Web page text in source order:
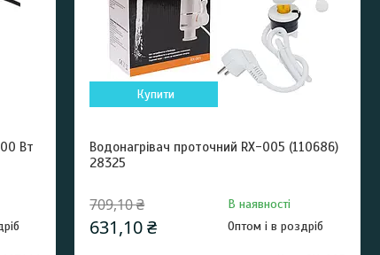
Вт
Купити
Водонагрівач проточний RX-005 (110686)
28325
709,10 ₴
631,10 ₴
В наявності
Оптом і в роздріб